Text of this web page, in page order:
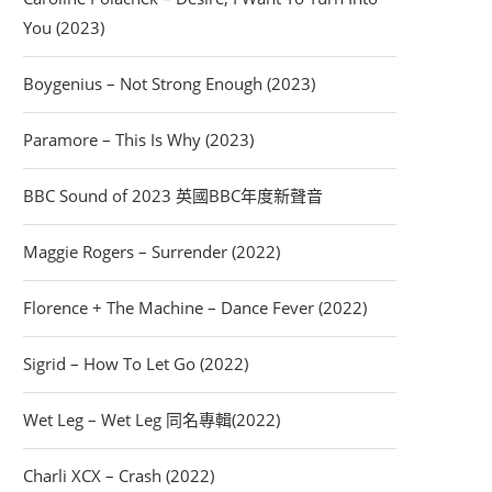
You (2023)
Boygenius – Not Strong Enough (2023)
Paramore – This Is Why (2023)
BBC Sound of 2023 英國BBC年度新聲音
Maggie Rogers – Surrender (2022)
Florence + The Machine – Dance Fever (2022)
Sigrid – How To Let Go (2022)
Wet Leg – Wet Leg 同名專輯(2022)
Charli XCX – Crash (2022)